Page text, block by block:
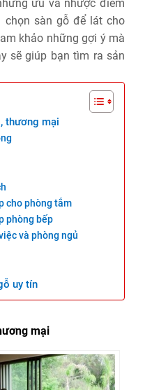
ưu và nhược điểm
chọn sàn gỗ để lát cho
khảo những gợi ý mà
sẽ giúp bạn tìm ra sản
thương mại
cho phòng tắm
phòng bếp
và phòng ngủ
uy tín
mại